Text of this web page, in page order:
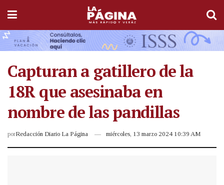
Capturan a gatillero de la
18R que asesinaba en
nombre de las pandillas
porRedacción Diario La Página miércoles, 13 marzo 2024 10:39 AM